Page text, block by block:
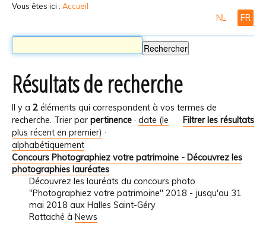
Vous êtes ici : Accueil
NL FR
Résultats de recherche
Il y a 2 éléments qui correspondent à vos termes de
recherche.
Filtrer les résultats
Trier par pertinence · date (le
plus récent en premier) ·
alphabétiquement
Concours Photographiez votre patrimoine - Découvrez les
photographies lauréates
Découvrez les lauréats du concours photo
"Photographiez votre patrimoine" 2018 - jusqu'au 31
mai 2018 aux Halles Saint-Géry
Rattaché à News